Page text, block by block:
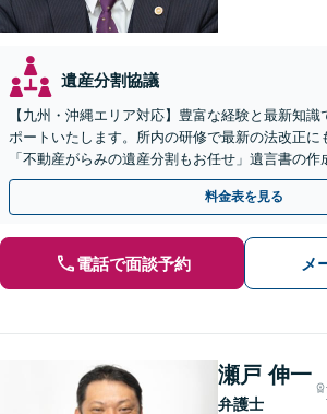
遺産分割協議
【九州・沖縄エリア対応】豊富な経験と最新知
ポートいたします。所内の研修で最新の法改正に
「不動産がらみの遺産分割もお任せ」遺言書の
策をおこないましょう【夜間・休日面談可】
料金表を見る
電話で面談予約 メ
瀬戸 伸一
弁護士